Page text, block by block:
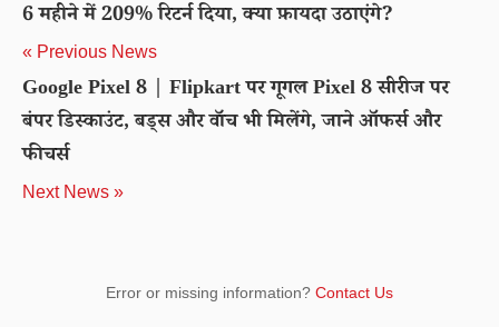
6 महीने में 209% रिटर्न दिया, क्या फ़ायदा उठाएंगे?
« Previous News
Google Pixel 8 | Flipkart पर गूगल Pixel 8 सीरीज पर
बंपर डिस्काउंट, बड्स और वॉच भी मिलेंगे, जाने ऑफर्स और
फीचर्स
Next News »
Error or missing information? Contact Us